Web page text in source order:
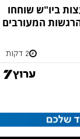
ביו"ש שוחחו
הרגשות המעורבים
2 דקות